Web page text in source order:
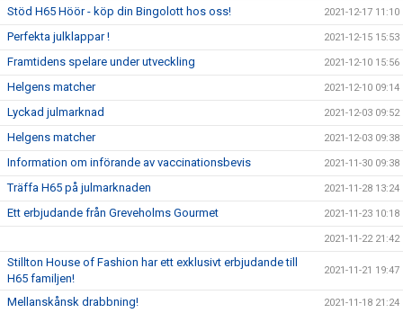
Stöd H65 Höör - köp din Bingolott hos oss! 2021-12-17 11:10
Perfekta julklappar ! 2021-12-15 15:53
Framtidens spelare under utveckling 2021-12-10 15:56
Helgens matcher 2021-12-10 09:14
Lyckad julmarknad 2021-12-03 09:52
Helgens matcher 2021-12-03 09:38
Information om införande av vaccinationsbevis 2021-11-30 09:38
Träffa H65 på julmarknaden 2021-11-28 13:24
Ett erbjudande från Greveholms Gourmet 2021-11-23 10:18
2021-11-22 21:42
Stillton House of Fashion har ett exklusivt erbjudande till
H65 familjen!
2021-11-21 19:47
Mellanskånsk drabbning! 2021-11-18 21:24